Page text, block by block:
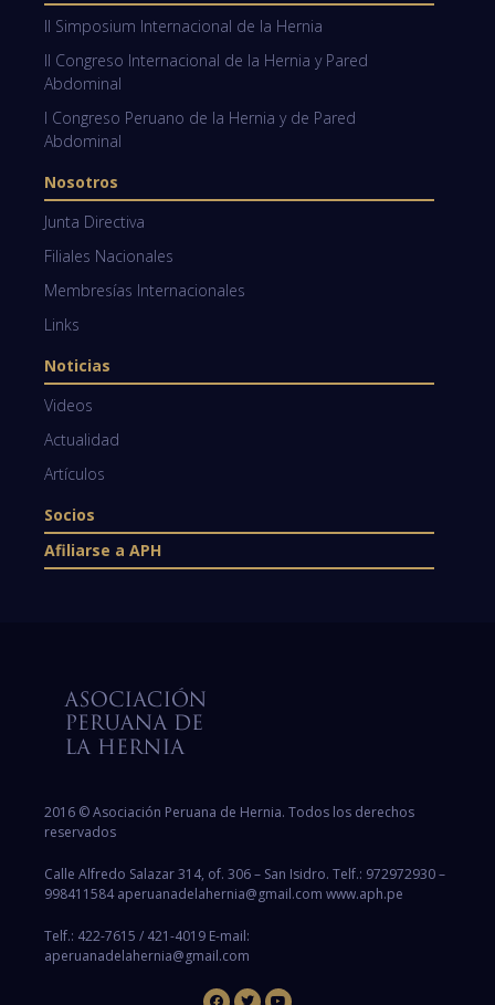
II Simposium Internacional de la Hernia
II Congreso Internacional de la Hernia y Pared
Abdominal
I Congreso Peruano de la Hernia y de Pared
Abdominal
Nosotros
Junta Directiva
Filiales Nacionales
Membresías Internacionales
Links
Noticias
Videos
Actualidad
Artículos
Socios
Afiliarse a APH
2016 © Asociación Peruana de Hernia. Todos los derechos
reservados
Calle Alfredo Salazar 314, of. 306 – San Isidro. Telf.: 972972930 –
998411584 aperuanadelahernia@gmail.com www.aph.pe
Telf.: 422-7615 / 421-4019 E-mail:
aperuanadelahernia@gmail.com